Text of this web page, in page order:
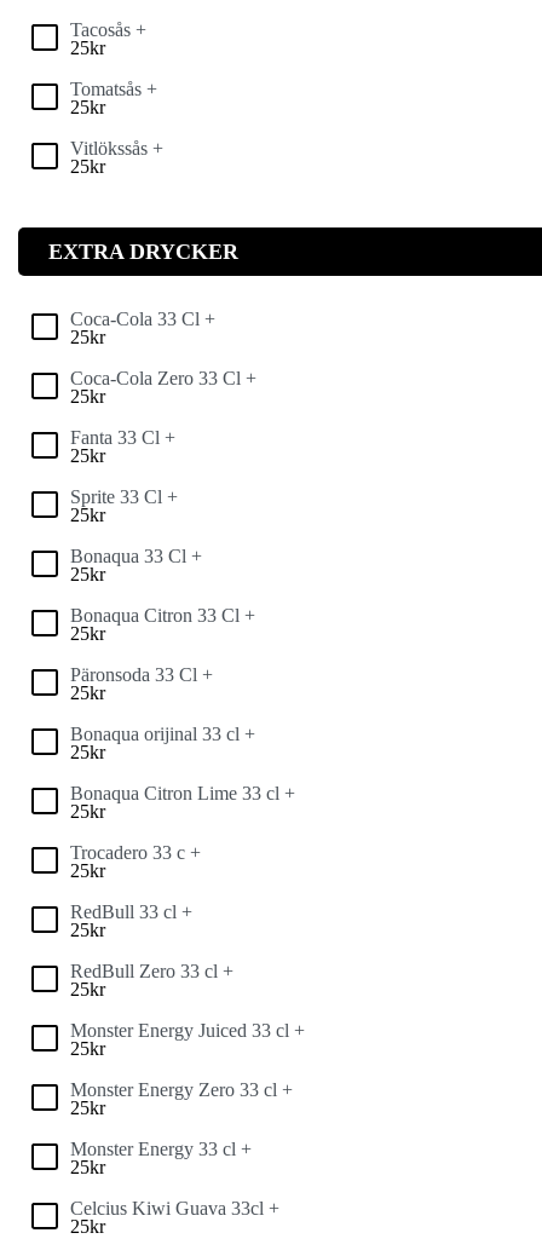
Tacosås +
25kr
Tomatsås +
25kr
Vitlökssås +
25kr
EXTRA DRYCKER
Coca-Cola 33 Cl +
25kr
Coca-Cola Zero 33 Cl +
25kr
Fanta 33 Cl +
25kr
Sprite 33 Cl +
25kr
Bonaqua 33 Cl +
25kr
Bonaqua Citron 33 Cl +
25kr
Päronsoda 33 Cl +
25kr
Bonaqua orijinal 33 cl +
25kr
Bonaqua Citron Lime 33 cl +
25kr
Trocadero 33 c +
25kr
RedBull 33 cl +
25kr
RedBull Zero 33 cl +
25kr
Monster Energy Juiced 33 cl +
25kr
Monster Energy Zero 33 cl +
25kr
Monster Energy 33 cl +
25kr
Celcius Kiwi Guava 33cl +
25kr